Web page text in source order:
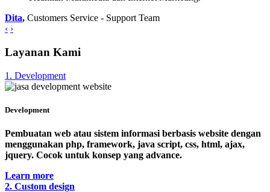
Dita, Customers Service - Support Team
‹ ›
Layanan Kami
1. Development
Development
Pembuatan web atau sistem informasi berbasis website dengan
menggunakan php, framework, java script, css, html, ajax,
jquery. Cocok untuk konsep yang advance.
Learn more
2. Custom design